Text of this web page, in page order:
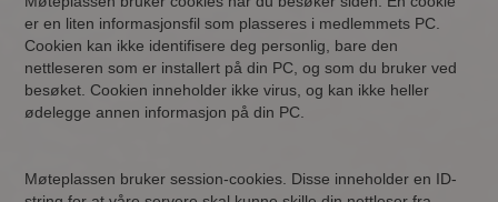
er en liten informasjonsfil som plasseres i medlemmets PC.
Cookien kan ikke identifisere deg personlig, bare den
nettleseren som er installert på din PC, og som du bruker ved
besøket. Cookien inneholder ikke virus, og kan ikke heller
ødelegge annen informasjon på din PC.
Møteplassen bruker session-cookies. Disse inneholder en ID-